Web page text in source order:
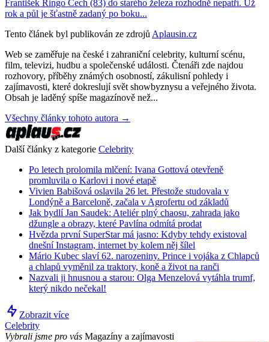
František Ringo Čech (83) do starého železa rozhodně nepatří. Už
rok a půl je šťastně zadaný po boku...
Tento článek byl publikován ze zdrojů Aplausin.cz
Web se zaměřuje na české i zahraniční celebrity, kulturní scénu,
film, televizi, hudbu a společenské události. Čtenáři zde najdou
rozhovory, příběhy známých osobností, zákulisní pohledy i
zajímavosti, které dokreslují svět showbyznysu a veřejného života.
Obsah je laděný spíše magazínově než...
Všechny články tohoto autora →
Další články z kategorie Celebrity
Po letech prolomila mlčení: Ivana Gottová otevřeně
promluvila o Karlovi i nové etapě
Vivien Babišová oslavila 26 let. Přestože studovala v
Londýně a Barceloně, začala v Agrofertu od základů
Jak bydlí Jan Saudek: Ateliér plný chaosu, zahrada jako
džungle a obrazy, které Pavlína odmítá prodat
Hvězda první SuperStar má jasno: Kdyby tehdy existoval
dnešní Instagram, internet by kolem něj šílel
Mário Kubec slaví 62. narozeniny. Prince i vojáka z Chlapců
a chlapů vyměnil za traktory, koně a život na ranči
Nazvali ji hnusnou a starou: Olga Menzelová vytáhla trumf,
který nikdo nečekal!
Zobrazit více
Celebrity
Vybrali jsme pro vás Magazíny a zajímavosti